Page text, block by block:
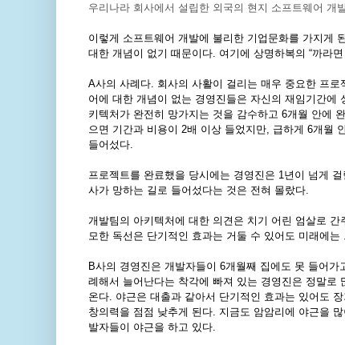
우리나라 회사에서 설립한 외국의 현지 소프트웨어 개
이렇게 소프트웨어 개발에 불리한 기업문화를 가지게
대한 개념이 없기 때문이다. 여기에 상명하복의 “까라
A사의 사례다. 회사의 사활이 걸리는 매우 중요한 프로
어에 대한 개념이 없는 경영진들은 자신의 재임기간에
키텍처가 완전히 망가지는 것을 감수하고 6개월 안에
으면 기간과 비용이 2배 이상 들었지만, 급하게 6개월
들어섰다.
프로젝트를 완료했을 당시에는 경영진은 1년이 넘게 걸
사가 망하는 길로 들어섰다는 것은 전혀 몰랐다.
개발팀의 아키텍처에 대한 의견은 치기 어린 엄살로
모한 독선은 단기적인 효과는 거둘 수 있어도 미래에
B사의 경영진은 개발자들이 6개월째 집에도 못 들어가
례해서 늘어난다는 착각에 빠져 있는 경영진은 정말로
온다. 야근은 대출과 같아서 단기적인 효과는 있어도
창의력을 점점 낮추게 된다. 지금도 암암리에 야근을
발자들이 야근을 하고 있다.